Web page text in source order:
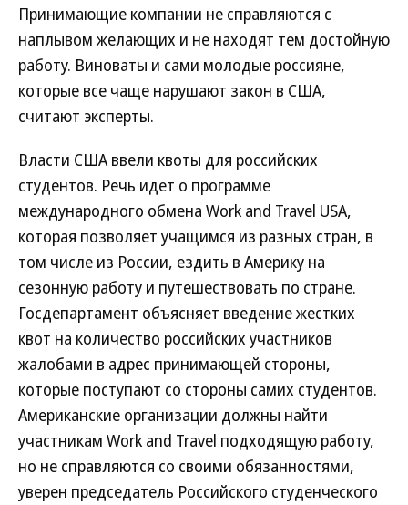
Принимающие компании не справляются с
наплывом желающих и не находят тем достойную
работу. Виноваты и сами молодые россияне,
которые все чаще нарушают закон в США,
считают эксперты.
Власти США ввели квоты для российских
студентов. Речь идет о программе
международного обмена Work and Travel USA,
которая позволяет учащимся из разных стран, в
том числе из России, ездить в Америку на
сезонную работу и путешествовать по стране.
Госдепартамент объясняет введение жестких
квот на количество российских участников
жалобами в адрес принимающей стороны,
которые поступают со стороны самих студентов.
Американские организации должны найти
участникам Work and Travel подходящую работу,
но не справляются со своими обязанностями,
уверен председатель Российского студенческого